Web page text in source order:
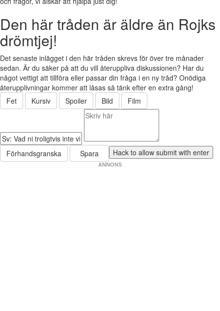
Den här tråden är äldre än Rojks
drömtjej!
Det senaste inlägget i den här tråden skrevs för över tre månader
sedan. Är du säker på att du vill återuppliva diskussionen? Har du
något vettigt att tillföra eller passar din fråga i en ny tråd? Onödiga
återupplivningar kommer att låsas så tänk efter en extra gång!
Fet
Kursiv Spoiler Bild Film
Förhandsgranska Spara
ANNONS